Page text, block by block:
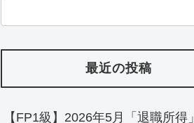
最近の投稿
【FP1級】2026年5月「退職所得」